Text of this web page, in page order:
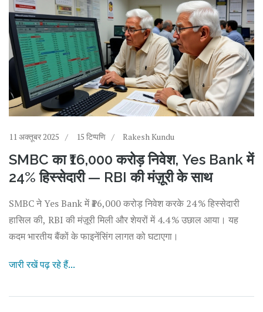
11 अक्तूबर 2025 15 टिप्पणि Rakesh Kundu
SMBC का ₹16,000 करोड़ निवेश, Yes Bank में
24% हिस्सेदारी — RBI की मंज़ूरी के साथ
SMBC ने Yes Bank में ₹16,000 करोड़ निवेश करके 24 % हिस्सेदारी
हासिल की, RBI की मंज़ूरी मिली और शेयरों में 4.4 % उछाल आया। यह
कदम भारतीय बैंकों के फाइनेंसिंग लागत को घटाएगा।
जारी रखें पढ़ रहे हैं...